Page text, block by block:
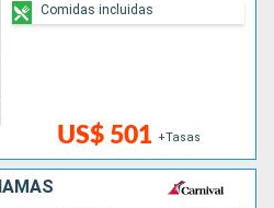
US$ 501 +Tasas
Comidas incluidas